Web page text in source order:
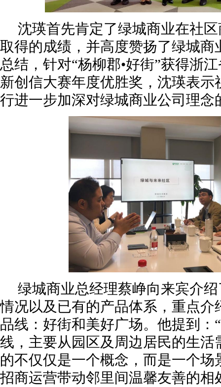
沈瑛首先肯定了绿城商业在社
取得的成绩，并高度赞扬了绿城商
总结，针对“杨柳郡•好街”获得浙
新创信大赛年度优胜奖，沈瑛表示
行进一步加深对绿城商业公司理念
绿城商业总经理蔡峥向来宾介
情况以及已有的产品体系，重点介
品线：好街和美好广场。他提到：
线，主要从园区及周边居民的生活
的不仅仅是一个概念，而是一个场
招商运营带动邻里间温馨友善的相